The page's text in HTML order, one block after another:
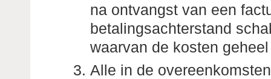
na ontvangst van een
betalingsachterstand
waarvan de kosten
Alle in de